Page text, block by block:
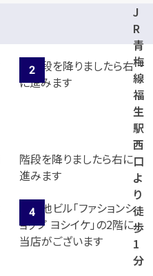
J
R
青
梅
線
福
生
駅
西
口
よ
り
徒
歩
1
分
階段を降りましたら右に
進みます